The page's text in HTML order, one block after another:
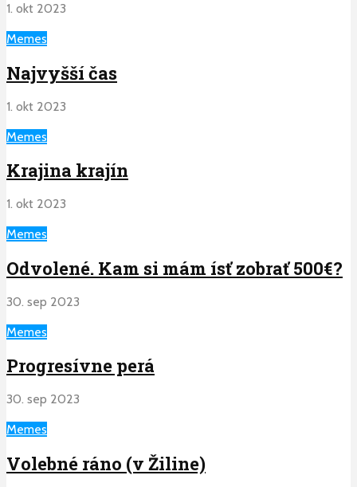
1. okt 2023
Memes
Najvyšší čas
1. okt 2023
Memes
Krajina krajín
1. okt 2023
Memes
Odvolené. Kam si mám ísť zobrať 500€?
30. sep 2023
Memes
Progresívne perá
30. sep 2023
Memes
Volebné ráno (v Žiline)